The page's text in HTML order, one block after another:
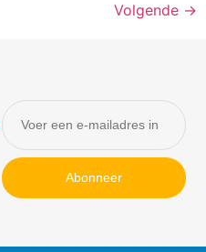
Volgende →
Abonneer